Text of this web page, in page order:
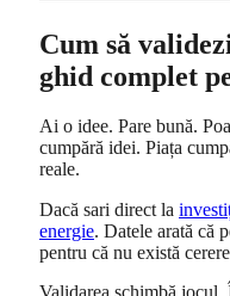
Cum să
ghid complet
Ai o idee. Pare bună.
cumpără idei. Piața
reale.
Dacă sari direct la
energie. Datele arată că
pentru că nu există